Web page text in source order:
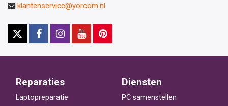
klantenservice@yorcom.nl
Reparaties
Laptopreparatie
Diensten
PC samenstellen